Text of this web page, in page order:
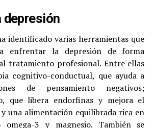
depresión
identificado varias herramientas que
enfrentar la depresión de forma
tratamiento profesional. Entre ellas
cognitivo-conductual, que ayuda a
de pensamiento negativos;
que libera endorfinas y mejora el
una alimentación equilibrada rica en
omega-3 y magnesio. También se